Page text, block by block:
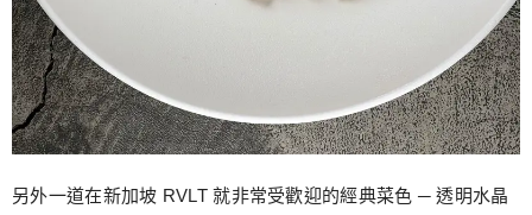
另外一道在新加坡 RVLT 就非常受歡迎的經典菜色 ─ 透明水晶